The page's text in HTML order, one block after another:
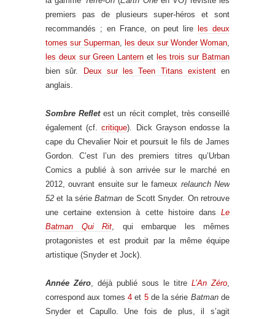
premiers pas de plusieurs super-héros et sont
recommandés ; en France, on peut lire
les deux
tomes sur Superman, les deux sur Wonder Woman,
les deux sur Green Lantern et les trois sur Batman
bien sûr.
Deux sur les Teen Titans existenten
anglais.
Sombre Refletest un récit complet, très conseillé
également (cf.critique). Dick Grayson endosse la
cape du Chevalier Noir et poursuit le fils de James
Gordon. C’est l’un des premiers titres qu’Urban
Comics a publié à son arrivée sur le marché en
2012, ouvrant ensuite sur le fameux relaunch New
52 et la sérieBatman de Scott Snyder. On retrouve
une certaine extension à cette histoire dans Le
Batman Qui Rit, qui embarque les mêmes
protagonistes et est produit par la même équipe
artistique (Snyder et Jock).
Année Zéro, déjà publié sous le titre L’An Zéro,
correspond aux tomes 4et 5de la série Batmande
Snyder et Capullo. Une fois de plus, il s’agit